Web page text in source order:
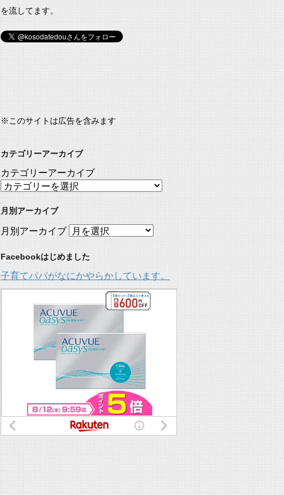
を流してます。
※このサイトは広告を含みます
カテゴリーアーカイブ
カテゴリーアーカイブ
月別アーカイブ
月別アーカイブ
Facebookはじめました
子育てパパがなにかやらかしています。